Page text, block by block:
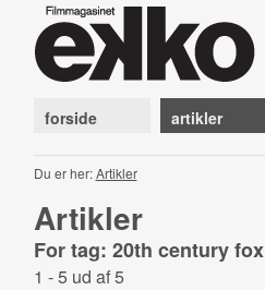
forside artikler
Du er her:Artikler
Artikler
For tag: 20th century fox
1 - 5 ud af 5